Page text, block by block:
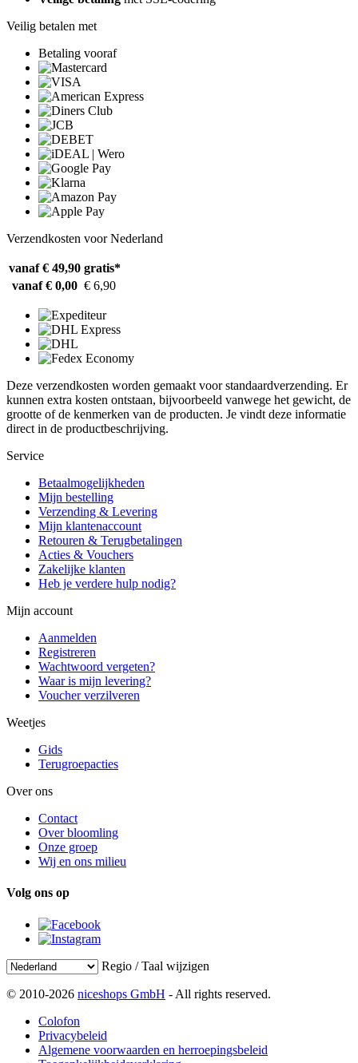
Veilig betalen met
Betaling vooraf
Verzendkosten voor Nederland
vanaf € 49,90 gratis*
vanaf € 0,00 € 6,90
Deze verzendkosten worden gemaakt voor standaardverzending. Er
kunnen extra kosten ontstaan, bijvoorbeeld vanwege het gewicht, de
grootte of de kenmerken van de producten. Je vindt deze informatie
direct in de productbeschrijving.
Service
Betaalmogelijkheden
Mijn bestelling
Verzending & Levering
Mijn klantenaccount
Retouren & Terugbetalingen
Acties & Vouchers
Zakelijke klanten
Heb je verdere hulp nodig?
Mijn account
Aanmelden
Registreren
Wachtwoord vergeten?
Waar is mijn levering?
Voucher verzilveren
Weetjes
Gids
Terugroepacties
Over ons
Contact
Over bloomling
Onze groep
Wij en ons milieu
Volg ons op
Regio / Taal wijzigen
© 2010-2026 niceshops GmbH - All rights reserved.
Colofon
Privacybeleid
Algemene voorwaarden en herroepingsbeleid